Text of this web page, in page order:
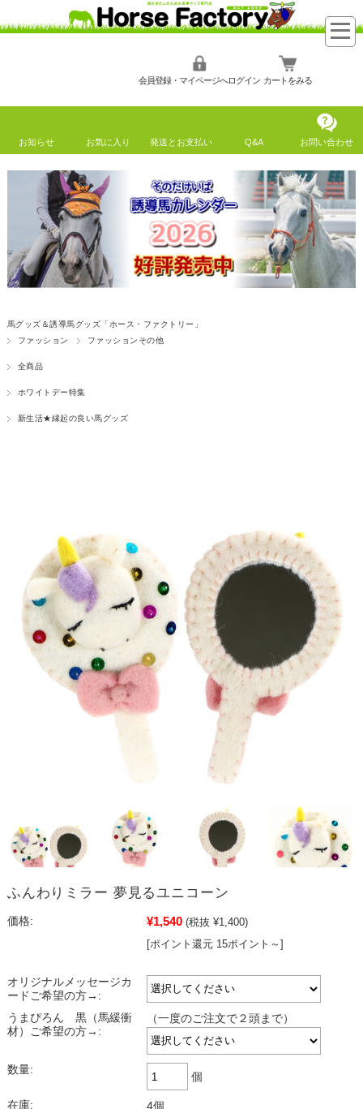
会員登録・マイページへログイン カートをみる
お知らせ お気に入り 発送とお支払い Q&A お問い合わせ
馬グッズ＆誘導馬グッズ「ホース・ファクトリー」
ファッション
ファッションその他
全商品
ホワイトデー特集
新生活★縁起の良い馬グッズ
ふんわりミラー 夢見るユニコーン
価格: ¥1,540 (税抜 ¥1,400)
[ポイント還元 15ポイント～]
オリジナルメッセージカ
ードご希望の方→:
うまぴろん 黒（馬緩衝
材）ご希望の方→:
（一度のご注文で２頭まで）
数量:
個
在庫: 4個